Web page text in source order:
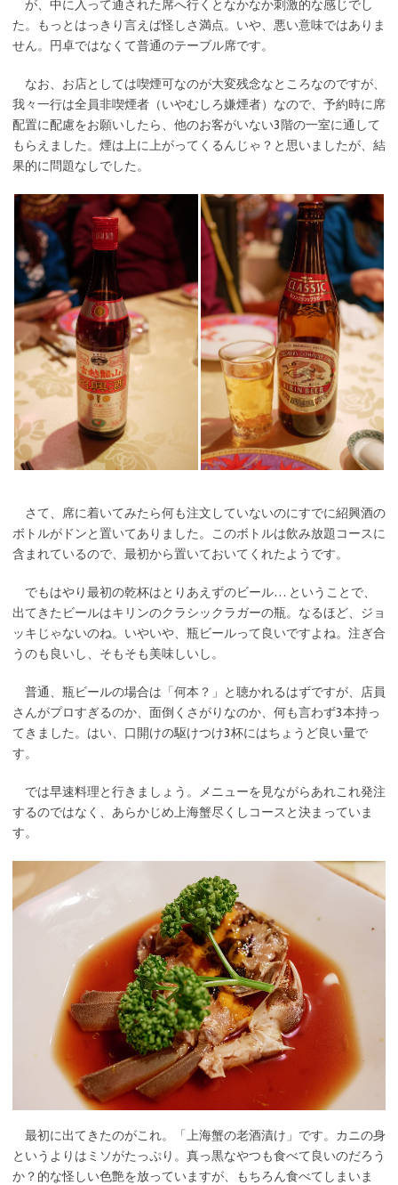
が、中に入って通された席へ行くとなかなか刺激的な感じでし
た。もっとはっきり言えば怪しさ満点。いや、悪い意味ではありま
せん。円卓ではなくて普通のテーブル席です。
なお、お店としては喫煙可なのが大変残念なところなのですが、
我々一行は全員非喫煙者（いやむしろ嫌煙者）なので、予約時に席
配置に配慮をお願いしたら、他のお客がいない3階の一室に通して
もらえました。煙は上に上がってくるんじゃ？と思いましたが、結
果的に問題なしでした。
さて、席に着いてみたら何も注文していないのにすでに紹興酒の
ボトルがドンと置いてありました。このボトルは飲み放題コースに
含まれているので、最初から置いておいてくれたようです。
でもはやり最初の乾杯はとりあえずのビール… ということで、
出てきたビールはキリンのクラシックラガーの瓶。なるほど、ジョ
ッキじゃないのね。いやいや、瓶ビールって良いですよね。注ぎ合
うのも良いし、そもそも美味しいし。
普通、瓶ビールの場合は「何本？」と聴かれるはずですが、店員
さんがプロすぎるのか、面倒くさがりなのか、何も言わず3本持っ
てきました。はい、口開けの駆けつけ3杯にはちょうど良い量で
す。
では早速料理と行きましょう。メニューを見ながらあれこれ発注
するのではなく、あらかじめ上海蟹尽くしコースと決まっていま
す。
最初に出てきたのがこれ。「上海蟹の老酒漬け」です。カニの身
というよりはミソがたっぷり。真っ黒なやつも食べて良いのだろう
か？的な怪しい色艶を放っていますが、もちろん食べてしまいま